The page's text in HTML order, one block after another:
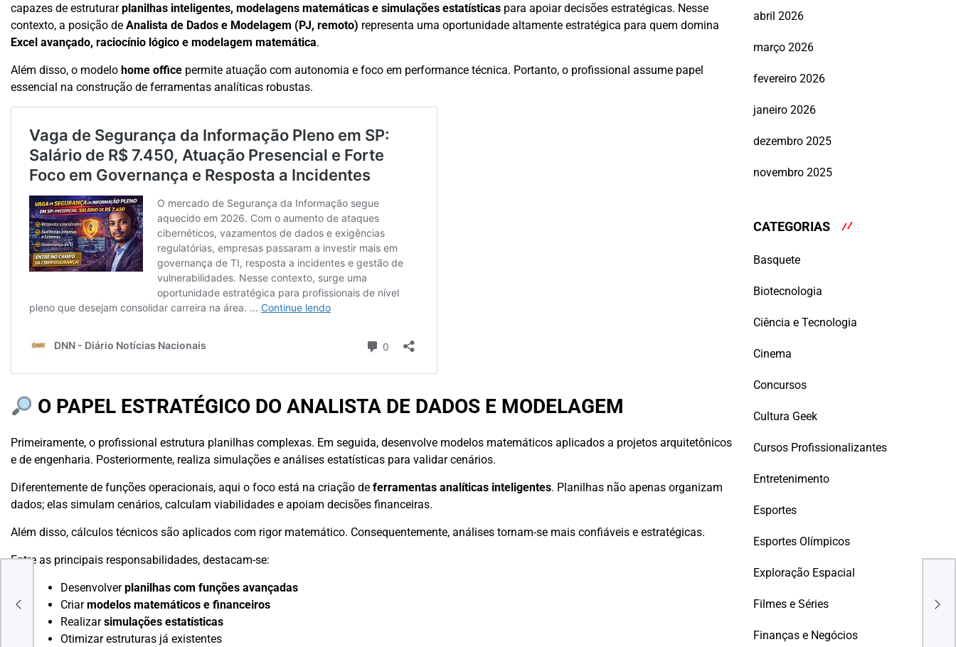
capazes de estruturarplanilhas inteligentes, modelagens matemáticas e simulações estatísticas para apoiar decisões estratégicas. Nesse
contexto, a posição de Analista de Dados e Modelagem (PJ, remoto) representa uma oportunidade altamente estratégica para quem domina
Excel avançado, raciocínio lógico e modelagem matemática.
Além disso, o modelo home office permite atuação com autonomia e foco em performance técnica. Portanto, o profissional assume papel
essencial na construção de ferramentas analíticas robustas.
O PAPEL ESTRATÉGICO DO ANALISTA DE DADOS E MODELAGEM
Primeiramente, o profissional estrutura planilhas complexas. Em seguida, desenvolve modelos matemáticos aplicados a projetos arquitetônicos
e de engenharia. Posteriormente, realiza simulações e análises estatísticas para validar cenários.
Diferentemente de funções operacionais, aqui o foco está na criação de ferramentas analíticas inteligentes. Planilhas não apenas organizam
dados; elas simulam cenários, calculam viabilidades e apoiam decisões financeiras.
Além disso, cálculos técnicos são aplicados com rigor matemático. Consequentemente, análises tornam-se mais confiáveis e estratégicas.
Entre as principais responsabilidades, destacam-se:
Desenvolverplanilhas com funções avançadas
Criarmodelos matemáticos e financeiros
Realizarsimulações estatísticas
Otimizar estruturas já existentes
abril 2026
março 2026
fevereiro 2026
janeiro 2026
dezembro 2025
novembro 2025
CATEGORIAS
Basquete
Biotecnologia
Ciência e Tecnologia
Cinema
Concursos
Cultura Geek
Cursos Profissionalizantes
Entretenimento
Esportes
Esportes Olímpicos
Exploração Espacial
Filmes e Séries
Finanças e Negócios